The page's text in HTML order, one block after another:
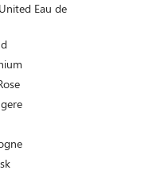
Eau de